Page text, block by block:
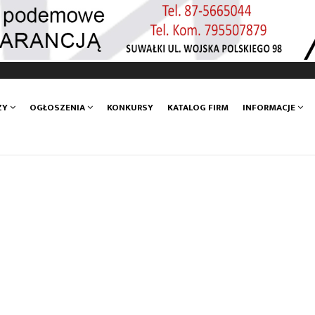
OGŁOSZENIA KONKURSY KATALOG FIRM INFORMACJE